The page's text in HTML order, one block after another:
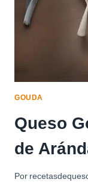
GOUDA
Queso
de
Por